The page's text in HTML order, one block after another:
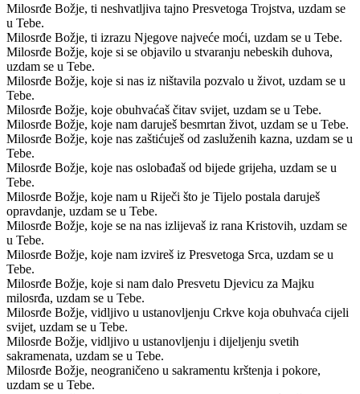
Milosrđe Božje, ti neshvatljiva tajno Presvetoga Trojstva, uzdam se
u Tebe.
Milosrđe Božje, ti izrazu Njegove najveće moći, uzdam se u Tebe.
Milosrđe Božje, koje si se objavilo u stvaranju nebeskih duhova,
uzdam se u Tebe.
Milosrđe Božje, koje si nas iz ništavila pozvalo u život, uzdam se u
Tebe.
Milosrđe Božje, koje obuhvaćaš čitav svijet, uzdam se u Tebe.
Milosrđe Božje, koje nam daruješ besmrtan život, uzdam se u Tebe.
Milosrđe Božje, koje nas zaštićuješ od zasluženih kazna, uzdam se u
Tebe.
Milosrđe Božje, koje nas oslobađaš od bijede grijeha, uzdam se u
Tebe.
Milosrđe Božje, koje nam u Riječi što je Tijelo postala daruješ
opravdanje, uzdam se u Tebe.
Milosrđe Božje, koje se na nas izlijevaš iz rana Kristovih, uzdam se
u Tebe.
Milosrđe Božje, koje nam izvireš iz Presvetoga Srca, uzdam se u
Tebe.
Milosrđe Božje, koje si nam dalo Presvetu Djevicu za Majku
milosrđa, uzdam se u Tebe.
Milosrđe Božje, vidljivo u ustanovljenju Crkve koja obuhvaća cijeli
svijet, uzdam se u Tebe.
Milosrđe Božje, vidljivo u ustanovljenju i dijeljenju svetih
sakramenata, uzdam se u Tebe.
Milosrđe Božje, neograničeno u sakramentu krštenja i pokore,
uzdam se u Tebe.